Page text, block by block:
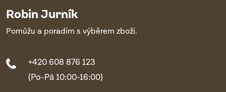
Robin Jurník
Pomůžu a poradím s výběrem zboží.
+420 608 876 123
(Po-Pá 10:00-16:00)